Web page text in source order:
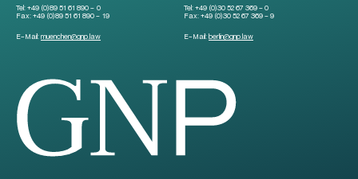
Tel:+49 (0)89 51 61 890 – 0
Fax:+49 (0)89 51 61 890 – 19
E-Mail:muenchen@gnp.law
Tel: +49 (0)30 52 67 369 – 0
Fax: +49 (0)30 52 67 369 – 9
E-Mail: berlin@gnp.law